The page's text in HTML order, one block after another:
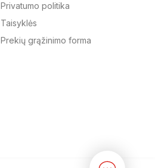
Privatumo politika
Taisyklės
Prekių grąžinimo forma